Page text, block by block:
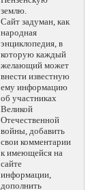
землю.
Сайт задуман, как
народная
энциклопедия, в
которую каждый
желающий может
внести известную
ему информацию
об участниках
Великой
Отечественной
войны, добавить
свои комментарии
к имеющейся на
сайте
информации,
дополнить